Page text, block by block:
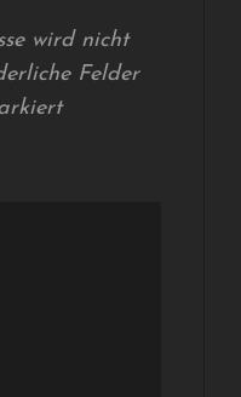
wird nicht
Felder